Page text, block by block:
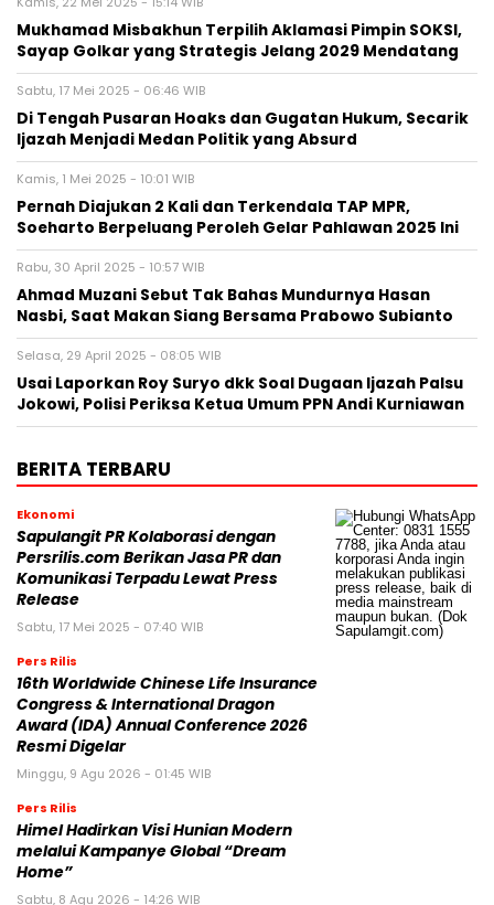
Mukhamad Misbakhun Terpilih Aklamasi Pimpin SOKSI,
Sayap Golkar yang Strategis Jelang 2029 Mendatang
Sabtu, 17 Mei 2025 - 06:46 WIB
Di Tengah Pusaran Hoaks dan Gugatan Hukum, Secarik
Ijazah Menjadi Medan Politik yang Absurd
Kamis, 1 Mei 2025 - 10:01 WIB
Pernah Diajukan 2 Kali dan Terkendala TAP MPR,
Soeharto Berpeluang Peroleh Gelar Pahlawan 2025 Ini
Rabu, 30 April 2025 - 10:57 WIB
Ahmad Muzani Sebut Tak Bahas Mundurnya Hasan
Nasbi, Saat Makan Siang Bersama Prabowo Subianto
Selasa, 29 April 2025 - 08:05 WIB
Usai Laporkan Roy Suryo dkk Soal Dugaan Ijazah Palsu
Jokowi, Polisi Periksa Ketua Umum PPN Andi Kurniawan
BERITA TERBARU
Ekonomi
Sapulangit PR Kolaborasi dengan
Persrilis.com Berikan Jasa PR dan
Komunikasi Terpadu Lewat Press
Release
Sabtu, 17 Mei 2025 - 07:40 WIB
Pers Rilis
16th Worldwide Chinese Life Insurance
Congress & International Dragon
Award (IDA) Annual Conference 2026
Resmi Digelar
Minggu, 9 Agu 2026 - 01:45 WIB
Pers Rilis
Himel Hadirkan Visi Hunian Modern
melalui Kampanye Global “Dream
Home”
Sabtu, 8 Agu 2026 - 14:26 WIB